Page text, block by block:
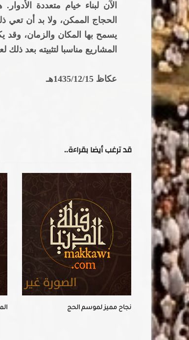
الآن لبناء خيام متعددة
الحجاج الممكن، ولا بد أن
المشاريع مناسبا لتثبيته بعد
عكاظ 1435/12/15هـ
قد ترغب أيضا بقراءة..
نجاح مميز لموسم الحج